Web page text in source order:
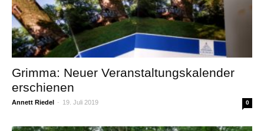
Grimma: Neuer Veranstaltungskalender
erschienen
Annett Riedel - 19. Juli 2019 0